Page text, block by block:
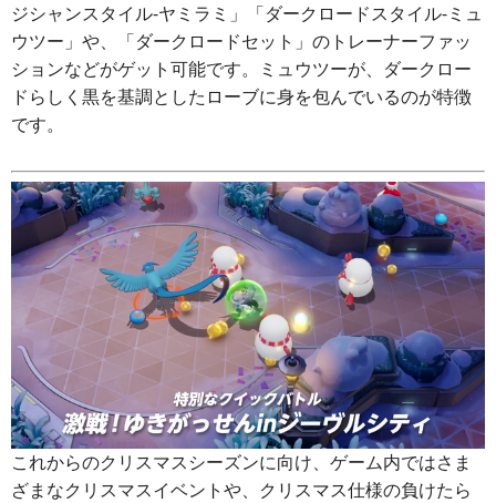
ジシャンスタイル-ヤミラミ」「ダークロードスタイル-ミュ
ウツー」や、「ダークロードセット」のトレーナーファッ
ションなどがゲット可能です。ミュウツーが、ダークロー
ドらしく黒を基調としたローブに身を包んでいるのが特徴
です。
これからのクリスマスシーズンに向け、ゲーム内ではさま
ざまなクリスマスイベントや、クリスマス仕様の負けたら